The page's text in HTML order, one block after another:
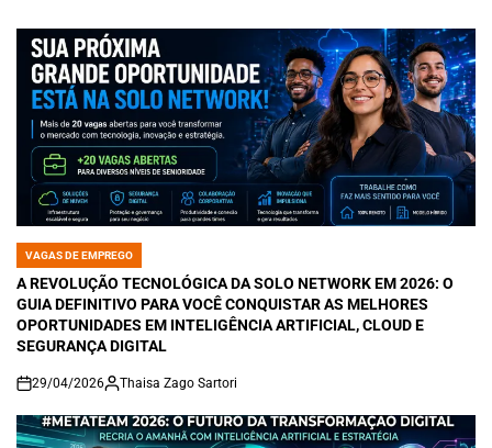
POSTED
IN
VAGAS DE EMPREGO
A REVOLUÇÃO TECNOLÓGICA DA SOLO NETWORK EM 2026: O
GUIA DEFINITIVO PARA VOCÊ CONQUISTAR AS MELHORES
OPORTUNIDADES EM INTELIGÊNCIA ARTIFICIAL, CLOUD E
SEGURANÇA DIGITAL
on
29/04/2026 Thaisa Zago Sartori